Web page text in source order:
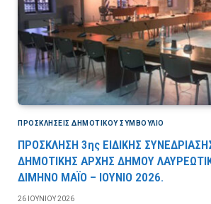
ΠΡΟΣΚΛΉΣΕΙΣ ΔΗΜΟΤΙΚΟΎ ΣΥΜΒΟΎΛΙΟ
ΠΡΟΣΚΛΗΣΗ 3ης ΕΙΔΙΚΗΣ
ΔΗΜΟΤΙΚΗΣ ΑΡΧΗΣ ΔΗΜΟΥ
ΔΙΜΗΝΟ ΜΑΪΟ – ΙΟΥΝΙΟ 2026.
26 ΙΟΥΝΊΟΥ 2026